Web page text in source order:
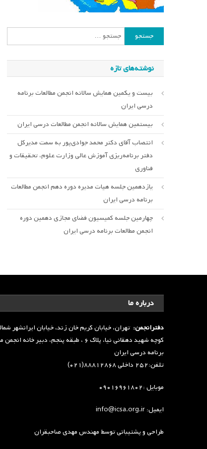
جستجو
برای:
نوشته‌های تازه
بیست و یکمین همایش سالانه انجمن مطالعات برنامه
درسی ایران
بیستمین همایش سالانه انجمن مطالعات درسی ایران
انتصاب آقای دکتر محمد جوادی‌پور به سمت مدیرکل
دفتر برنامه‌ریزی آموزش عالی وزارت علوم، تحقیقات و
فناوری
یازدهمین جلسه هیات مدیره دوره دهم انجمن مطالعات
برنامه درسی ایران
چهارمین جلسه کمیسیون فضای مجازی دهمین دوره
انجمن مطالعات برنامه درسی ایران
درباره ما
دفترانجمن: تهران، خیابان کریم خان زند، خیابان ایرانشهر
کوچه شهید دهقانی نیا، پلاک ۶ ، طبقه پنجم، دبیر خانه
برنامه درسی ایران
تلفن:۲۵۲ داخلی ۸۸۸۱۲۸۶۸(۰۲۱)
موبایل :۰۹۰۱۶۹۶۱۸۰۲
ایمیل: info@icsa.org.ir
طراحی و پشتیبانی توسطمهندس مهدی صاحبقران